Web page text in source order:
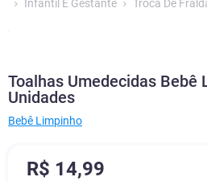
Infantil E Gestante Troca De
Toalhas Umedecidas Bebê
Unidades
Bebê Limpinho
R$ 14,99